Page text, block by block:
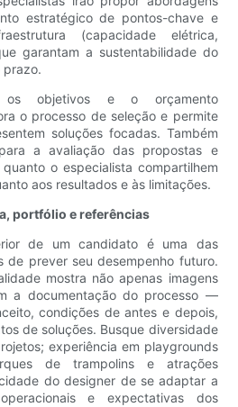
estratégico de pontos-chave e
(capacidade elétrica,
garantam a sustentabilidade do
prazo.
os objetivos e o orçamento
o processo de seleção e permite
soluções focadas. Também
a avaliação das propostas e
o especialista compartilhem
aos resultados e às limitações.
portfólio e referências
de um candidato é uma das
​​de prever seu desempenho futuro.
mostra não apenas imagens
a documentação do processo —
condições de antes e depois,
de soluções. Busque diversidade
experiência em playgrounds
de trampolins e atrações
do designer de se adaptar a
e expectativas dos